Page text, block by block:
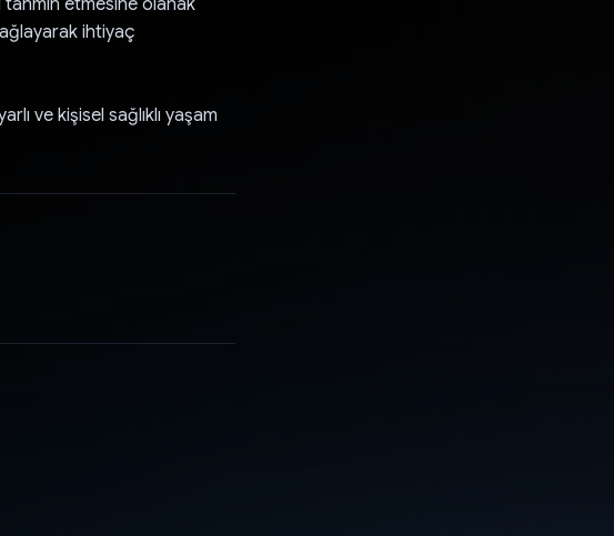
ihtiyaç
ve kişisel sağlıklı yaşam